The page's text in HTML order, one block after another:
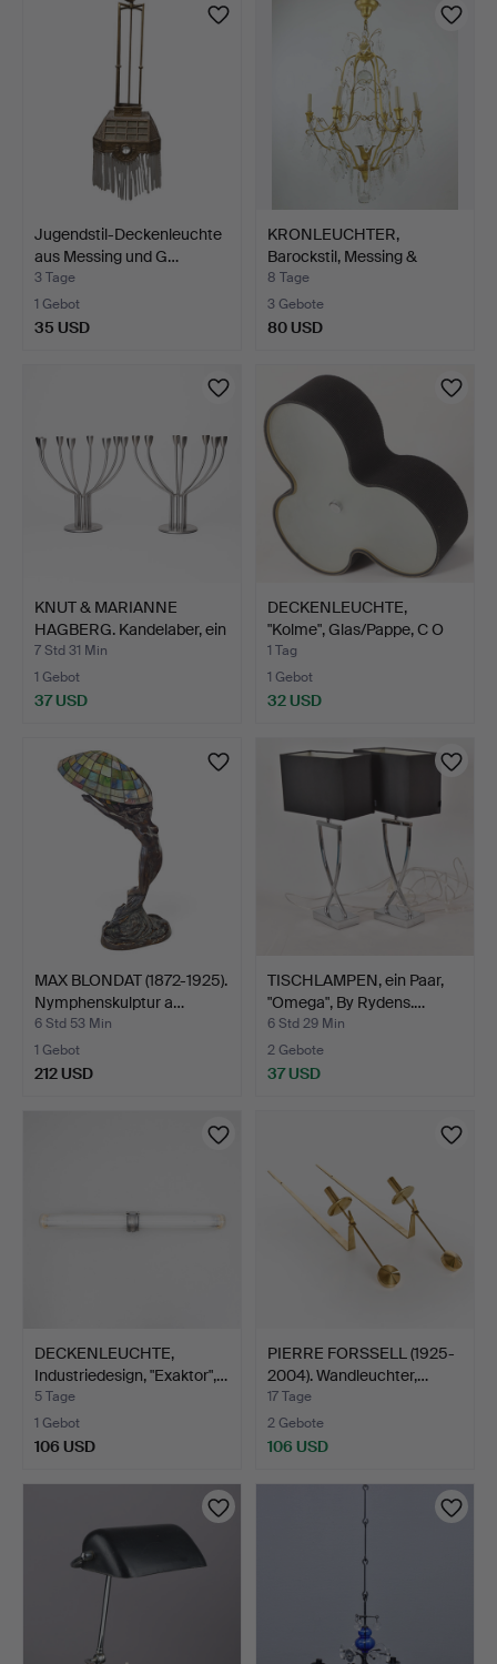
Jugendstil-Deckenleuchte
aus Messing und G…
3 Tage
1 Gebot
35 USD
KRONLEUCHTER,
Barockstil, Messing &
Prisme…
8 Tage
3 Gebote
80 USD
KNUT & MARIANNE
HAGBERG. Kandelaber, ein
P…
7 Std 31 Min
1 Gebot
37 USD
DECKENLEUCHTE,
"Kolme", Glas/Pappe, C O
Ba…
1 Tag
1 Gebot
32 USD
MAX BLONDAT (1872-1925).
Nymphenskulptur a…
6 Std 53 Min
1 Gebot
212 USD
TISCHLAMPEN, ein Paar,
"Omega", By Rydens.…
6 Std 29 Min
2 Gebote
37 USD
DECKENLEUCHTE,
Industriedesign, "Exaktor",…
5 Tage
1 Gebot
106 USD
PIERRE FORSSELL (1925-
2004). Wandleuchter,…
17 Tage
2 Gebote
106 USD